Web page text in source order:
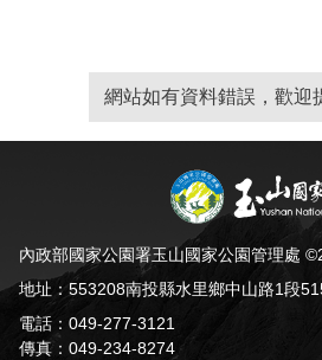
網站如有資料錯誤，歡迎
內政部國家公園署玉山國家公園管理處
地址：553208南投縣水里鄉中山路1段
電話：049-277-3121
傳真：049-234-8274